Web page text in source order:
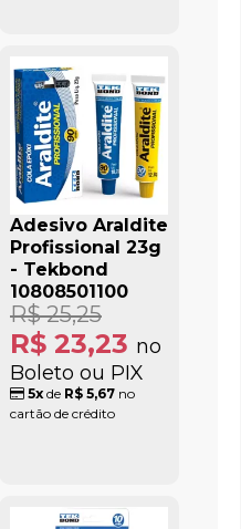
Adesivo Araldite
Profissional 23g
- Tekbond
10808501100
R$ 23,23 no
Boleto ou PIX
R$ 25,25
5xde R$ 5,67no
cartão de crédito